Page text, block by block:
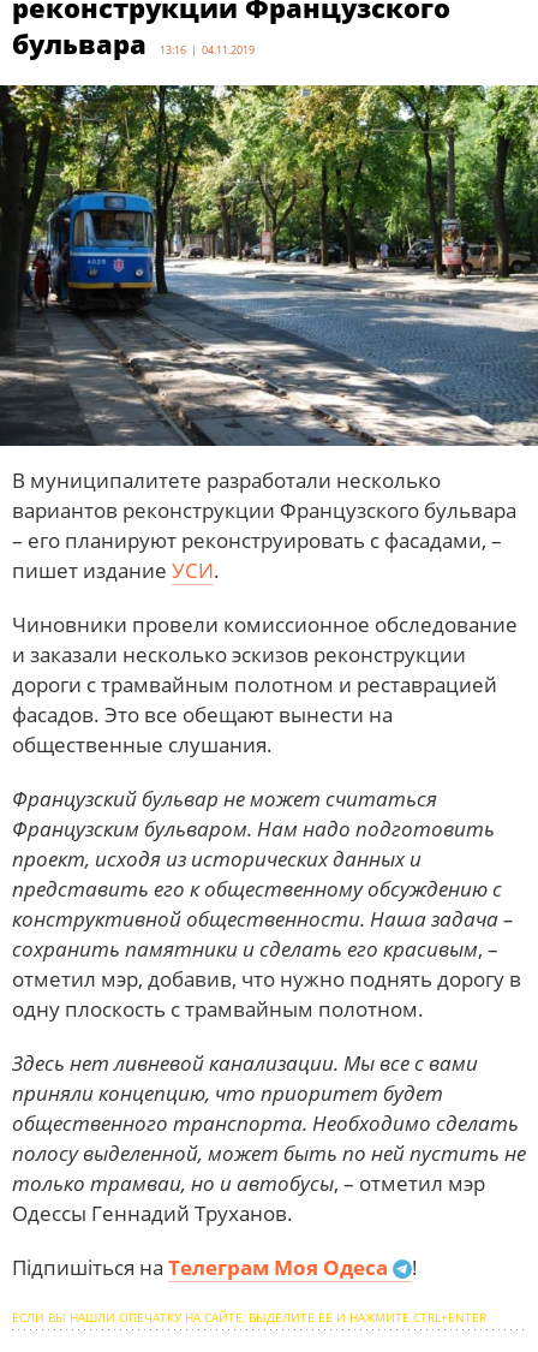
реконструкции Французского
бульвара
13:16 | 04.11.2019
В муниципалитете разработали несколько
вариантов реконструкции Французского бульвара
– его планируют реконструировать с фасадами, –
пишет издание УСИ.
Чиновники провели комиссионное обследование
и заказали несколько эскизов реконструкции
дороги с трамвайным полотном и реставрацией
фасадов. Это все обещают вынести на
общественные слушания.
Французский бульвар не может считаться
Французским бульваром. Нам надо подготовить
проект, исходя из исторических данных и
представить его к общественному обсуждению с
конструктивной общественности. Наша задача –
сохранить памятники и сделать его красивым, –
отметил мэр, добавив, что нужно поднять дорогу в
одну плоскость с трамвайным полотном.
Здесь нет ливневой канализации. Мы все с вами
приняли концепцию, что приоритет будет
общественного транспорта. Необходимо сделать
полосу выделенной, может быть по ней пустить не
только трамваи, но и автобусы, – отметил мэр
Одессы Геннадий Труханов.
Підпишіться на Телеграм Моя Одеса !
ЕСЛИ ВЫ НАШЛИ ОПЕЧАТКУ НА САЙТЕ, ВЫДЕЛИТЕ ЕЕ И НАЖМИТЕ CTRL+ENTER